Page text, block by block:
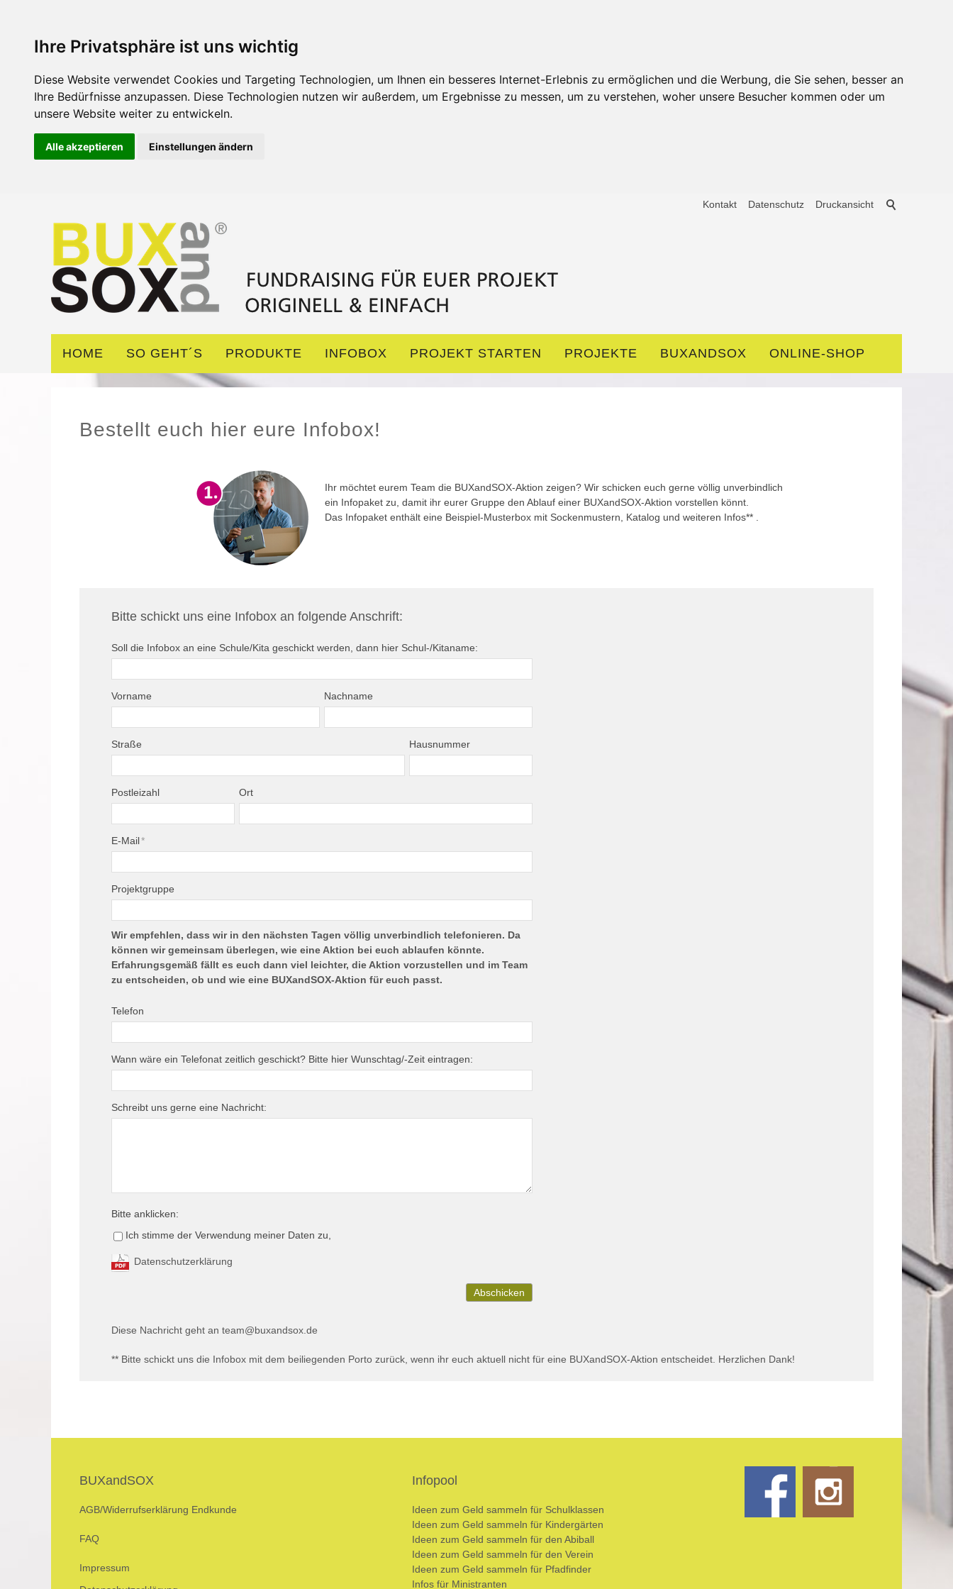
Ihre Privatsphäre ist uns wichtig
Diese Website verwendet Cookies und Targeting Technologien, um Ihnen ein besseres Internet-Erlebnis zu ermöglichen und die Werbung, die Sie sehen, besser an
Ihre Bedürfnisse anzupassen. Diese Technologien nutzen wir außerdem, um Ergebnisse zu messen, um zu verstehen, woher unsere Besucher kommen oder um
unsere Website weiter zu entwickeln.
Alle akzeptieren Einstellungen ändern
Kontakt Datenschutz Druckansicht
HOME SO GEHT´S PRODUKTE INFOBOX PROJEKT STARTEN PROJEKTE BUXANDSOX ONLINE-SHOP
Bestellt euch hier eure Infobox!
Ihr möchtet eurem Team die BUXandSOX-Aktion zeigen? Wir schicken euch gerne völlig unverbindlich
ein Infopaket zu, damit ihr eurer Gruppe den Ablauf einer BUXandSOX-Aktion vorstellen könnt.
Das Infopaket enthält eine Beispiel-Musterbox mit Sockenmustern, Katalog und weiteren Infos** .
Bitte schickt uns eine Infobox an folgende Anschrift:
Soll die Infobox an eine Schule/Kita geschickt werden, dann hier Schul-/Kitaname:
Vorname Nachname
Straße Hausnummer
Postleizahl Ort
E-Mail*
Projektgruppe
Wir empfehlen, dass wir in den nächsten Tagen völlig unverbindlich telefonieren. Da
können wir gemeinsam überlegen, wie eine Aktion bei euch ablaufen könnte.
Erfahrungsgemäß fällt es euch dann viel leichter, die Aktion vorzustellen und im Team
zu entscheiden, ob und wie eine BUXandSOX-Aktion für euch passt.
Telefon
Wann wäre ein Telefonat zeitlich geschickt? Bitte hier Wunschtag/-Zeit eintragen:
Schreibt uns gerne eine Nachricht:
Bitte anklicken:
Ich stimme der Verwendung meiner Daten zu,
Datenschutzerklärung
Abschicken
Diese Nachricht geht an team@buxandsox.de
** Bitte schickt uns die Infobox mit dem beiliegenden Porto zurück, wenn ihr euch aktuell nicht für eine BUXandSOX-Aktion entscheidet. Herzlichen Dank!
BUXandSOX
AGB/Widerrufserklärung Endkunde
FAQ
Impressum
Infopool
Ideen zum Geld sammeln für Schulklassen
Ideen zum Geld sammeln für Kindergärten
Ideen zum Geld sammeln für den Abiball
Ideen zum Geld sammeln für den Verein
Ideen zum Geld sammeln für Pfadfinder
Infos für Ministranten